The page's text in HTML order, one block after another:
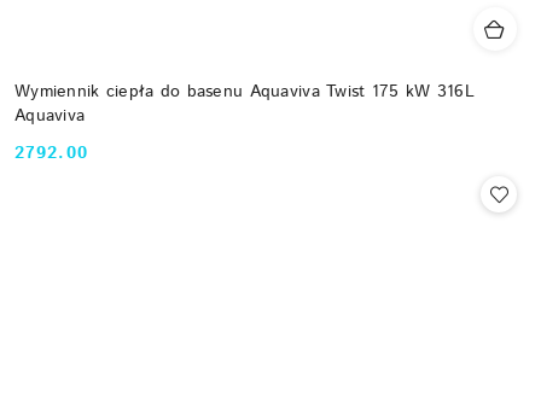
Wymiennik ciepła do basenu Aquaviva Twist 175 kW 316L
Aquaviva
Cena:
2792.00